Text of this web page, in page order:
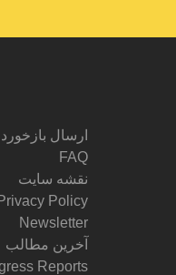
ارسال بازخورد
FAQ
نقشه سایت
Privacy Policy
Newsletter
آخرین مطالب
Reports